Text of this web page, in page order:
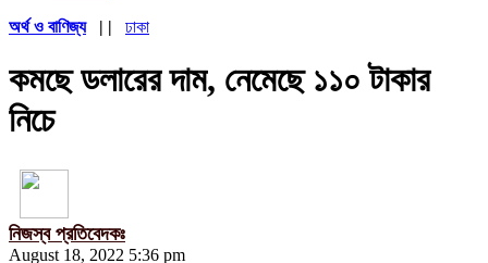
অর্থ ও বাণিজ্য
| | ঢাকা
কমছে ডলারের দাম, নেমেছে ১১০ টাকার
নিচে
নিজস্ব প্রতিবেদকঃ
August 18, 2022 5:36 pm